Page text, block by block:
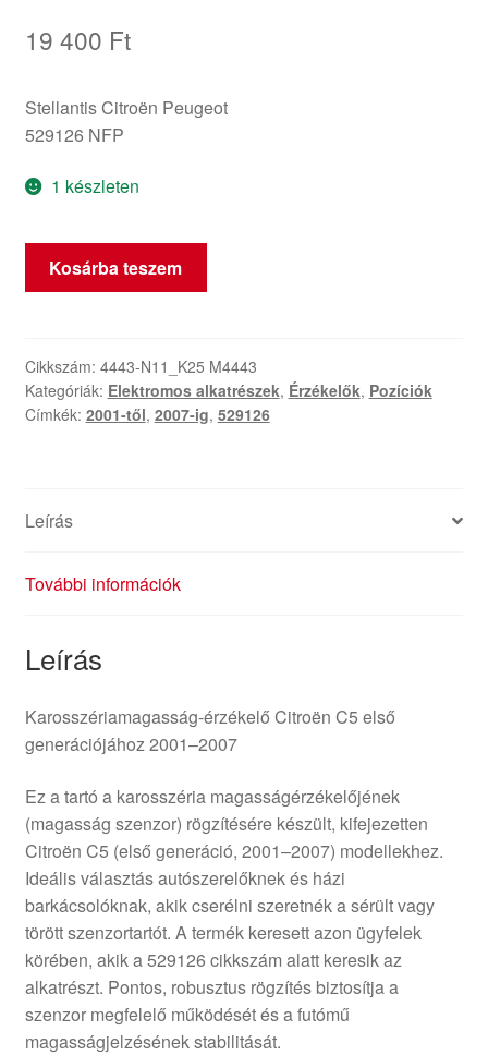
19 400 Ft
Stellantis Citroën Peugeot
529126 NFP
1 készleten
Magasságérzékelő
Tartó
529126
mennyiség
Kosárba teszem
Cikkszám: 4443-N11_K25 M4443
Kategóriák: Elektromos alkatrészek, Érzékelők, Pozíciók
Címkék: 2001-től, 2007-ig, 529126
Leírás
További információk
Leírás
Karosszériamagasság-érzékelő Citroën C5 első
generációjához 2001–2007
Ez a tartó a karosszéria magasságérzékelőjének
(magasság szenzor) rögzítésére készült, kifejezetten
Citroën C5 (első generáció, 2001–2007) modellekhez.
Ideális választás autószerelőknek és házi
barkácsolóknak, akik cserélni szeretnék a sérült vagy
törött szenzortartót. A termék keresett azon ügyfelek
körében, akik a 529126 cikkszám alatt keresik az
alkatrészt. Pontos, robusztus rögzítés biztosítja a
szenzor megfelelő működését és a futómű
magasságjelzésének stabilitását.